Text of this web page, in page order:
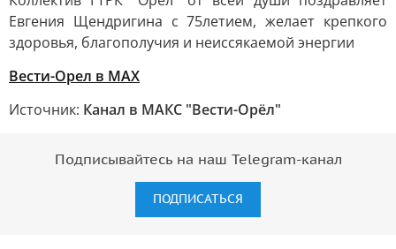
Евгения Щендригина с 75летием, желает крепкого
здоровья, благополучия и неиссякаемой энергии
Вести-Орел в МАХ
Источник: Канал в МАКС "Вести-Орёл"
Подписывайтесь на наш Telegram-канал
ПОДПИСАТЬСЯ